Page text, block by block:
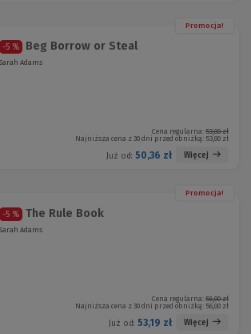
Promocja!
-5 % Beg Borrow or Steal
Sarah Adams
Cena regularna: 53,00 zł
Najniższa cena z 30 dni przed obniżką: 53,00 zł
Już od: 50,36 zł Więcej
Promocja!
-5 % The Rule Book
Sarah Adams
Cena regularna: 56,00 zł
Najniższa cena z 30 dni przed obniżką: 56,00 zł
Już od: 53,19 zł Więcej